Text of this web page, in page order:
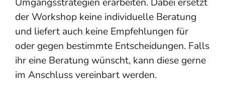
der Workshop keine individuelle Beratung
und liefert auch keine Empfehlungen für
oder gegen bestimmte Entscheidungen. Falls
ihr eine Beratung wünscht, kann diese gerne
im Anschluss vereinbart werden.